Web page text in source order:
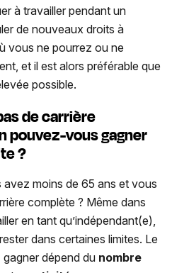
à travailler pendant un
de nouveaux droits à
vous ne pourrez ou ne
et il est alors préférable que
possible.
de carrière
pouvez-vous gagner
?
moins de 65 ans et vous
complète ? Même dans
en tant qu’indépendant(e),
dans certaines limites. Le
dépend du nombre